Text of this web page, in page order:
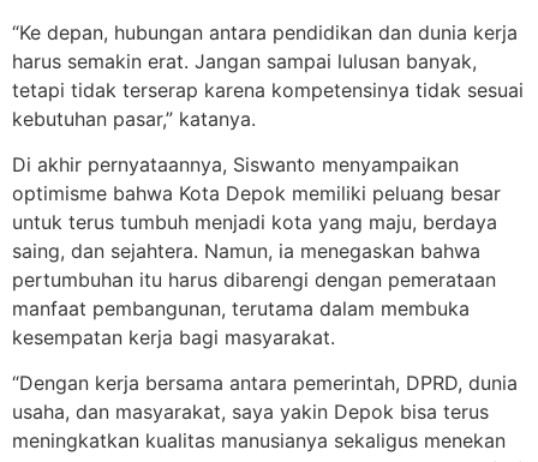
“Ke depan, hubungan antara pendidikan dan dunia kerja
harus semakin erat. Jangan sampai lulusan banyak,
tetapi tidak terserap karena kompetensinya tidak sesuai
kebutuhan pasar,” katanya.
Di akhir pernyataannya, Siswanto menyampaikan
optimisme bahwa Kota Depok memiliki peluang besar
untuk terus tumbuh menjadi kota yang maju, berdaya
saing, dan sejahtera. Namun, ia menegaskan bahwa
pertumbuhan itu harus dibarengi dengan pemerataan
manfaat pembangunan, terutama dalam membuka
kesempatan kerja bagi masyarakat.
“Dengan kerja bersama antara pemerintah, DPRD, dunia
usaha, dan masyarakat, saya yakin Depok bisa terus
meningkatkan kualitas manusianya sekaligus menekan